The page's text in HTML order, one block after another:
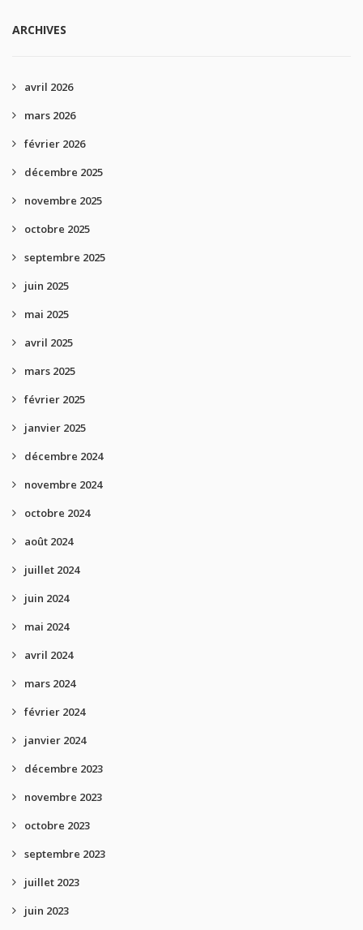
ARCHIVES
avril 2026
mars 2026
février 2026
décembre 2025
novembre 2025
octobre 2025
septembre 2025
juin 2025
mai 2025
avril 2025
mars 2025
février 2025
janvier 2025
décembre 2024
novembre 2024
octobre 2024
août 2024
juillet 2024
juin 2024
mai 2024
avril 2024
mars 2024
février 2024
janvier 2024
décembre 2023
novembre 2023
octobre 2023
septembre 2023
juillet 2023
juin 2023